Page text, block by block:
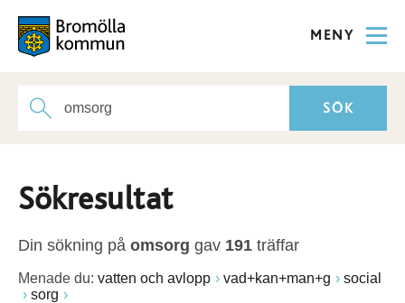
MENY
Sökresultat
Din sökning på omsorg gav 191 träffar
Menade du: vatten och avlopp vad+kan+man+g
social
sorg